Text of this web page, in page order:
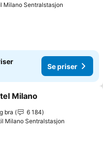
Milano Sentralstasjon
Se priser
til i favoritter
Milano
bra
6 184
Milano Sentralstasjon